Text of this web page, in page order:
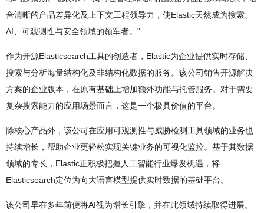
合清晰的产品差异化及上下文工程领导力，使Elastic天然成为搜索、
AI、可观测性与安全领域的领军者。"
作为开源Elasticsearch工具的创造者，Elastic为企业提供实时存储、
搜索与分析海量结构化及非结构化数据的服务。该公司销售开源解决
方案的企业版本，在原有基础上增加额外功能与托管服务。对于需要
复杂搜索能力的应用场景而言，这是一个极具价值的平台。
除核心产品外，该公司在应用可观测性与威胁检测工具领域的业务也
持续增长，帮助企业更轻松实现关键业务的可视化监控。基于其数据
领域的专长，Elastic正积极把握人工智能行业爆发机遇，将
Elasticsearch定位为向大语言模型提供实时数据的基础平台。
该公司早在多年前便将AI视为增长引擎，并在此领域持续取得进展。